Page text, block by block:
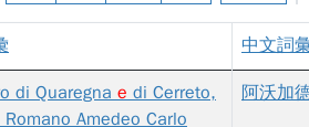
中文詞
di Quaregna e di Cerreto,
Romano Amedeo Carlo
阿沃加